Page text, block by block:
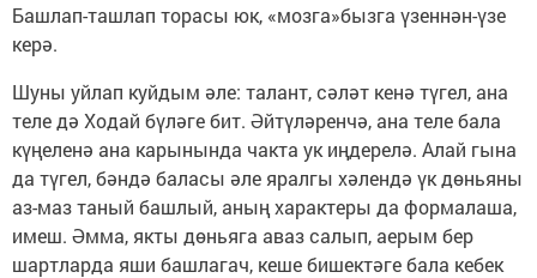
Башлап-ташлап торасы юк, «мозга»бызга үзеннән-үзе
керә.
Шуны уйлап куйдым әле: талант, сәләт кенә түгел, ана
теле дә Ходай бүләге бит. Әйтүләренчә, ана теле бала
күңеленә ана карынында чакта ук иңдерелә. Алай гына
да түгел, бәндә баласы әле яралгы хәлендә үк дөньяны
аз-маз таный башлый, аның характеры да формалаша,
имеш. Әмма, якты дөньяга аваз салып, аерым бер
шартларда яши башлагач, кеше бишектәге бала кебек